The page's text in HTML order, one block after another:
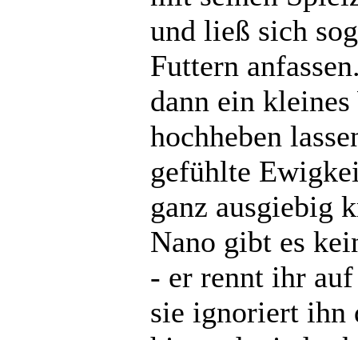
und ließ sich
Futtern
dann ein
hochheben
gefühlte
ganz ausgiebig
Nano gibt es
- er rennt ihr
sie ignoriert ihn